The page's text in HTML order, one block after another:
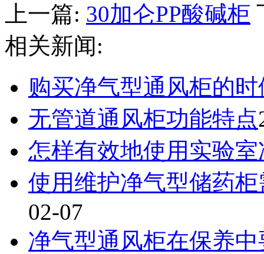
上一篇: 30加仑PP酸碱柜
相关新闻:
购买净气型通风柜的
无管道通风柜功能特点
怎样有效地使用实验
使用维护净气型储药
02-07
净气型通风柜在保养